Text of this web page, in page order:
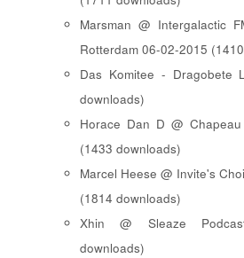
Marsman @ Intergalactic
Rotterdam 06-02-2015
Das Komitee - Dragobete
downloads)
Horace Dan D @
(1433 downloads)
Marcel Heese @ Invite's
(1814 downloads)
Xhin @ Sleaze
downloads)